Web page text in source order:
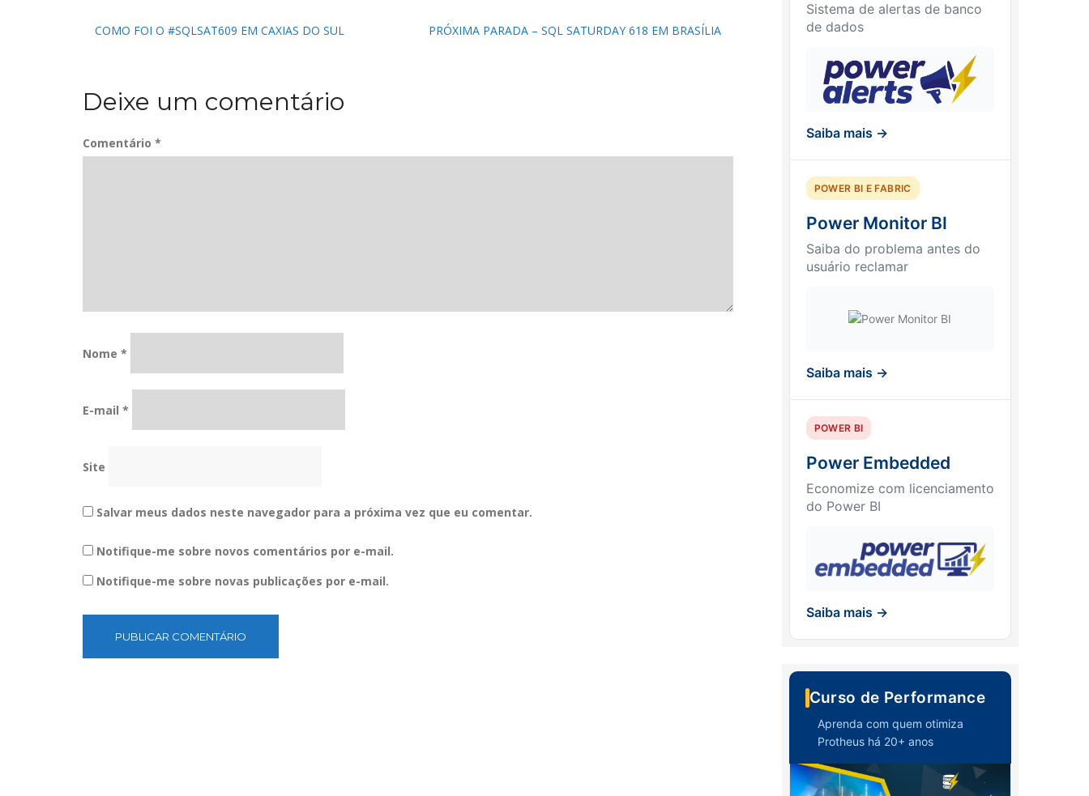
Navegação
Post
COMO FOI O #SQLSAT609 EM CAXIAS DO SUL PRÓXIMA PARADA – SQL SATURDAY 618 EM BRASÍLIA
Deixe um comentário
Comentário *
Nome *
E-mail *
Site
Salvar meus dados neste navegador para a próxima vez que eu comentar.
Notifique-me sobre novos comentários por e-mail.
Notifique-me sobre novas publicações por e-mail.
Sistema de alertas de banco
de dados
Saiba mais →
POWER BI E FABRIC
Power Monitor BI
Saiba do problema antes do
usuário reclamar
Saiba mais →
POWER BI
Power Embedded
Economize com licenciamento
do Power BI
Saiba mais →
Curso de Performance
Aprenda com quem otimiza
Protheus há 20+ anos